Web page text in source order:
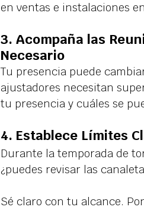
en ventas e instalaciones
3. Acompaña las
Necesario
Tu presencia puede
ajustadores necesitan
tu presencia y cuáles se
4. Establece Límites
Durante la temporada de
¿puedes revisar las
Sé claro con tu alcance.